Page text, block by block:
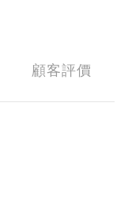
顧客評價